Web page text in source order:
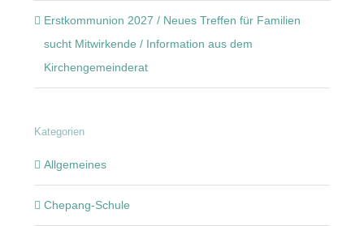
Erstkommunion 2027 / Neues Treffen für Familien
sucht Mitwirkende / Information aus dem
Kirchengemeinderat
Kategorien
Allgemeines
Chepang-Schule